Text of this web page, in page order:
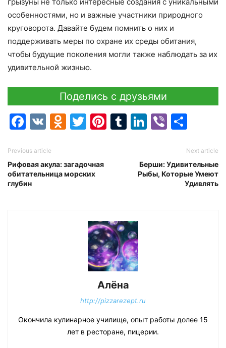
особенностями, но и важные участники природного
круговорота. Давайте будем помнить о них и
поддерживать меры по охране их среды обитания,
чтобы будущие поколения могли также наблюдать за их
удивительной жизнью.
Поделись с друзьями
Facebook
VK Odnoklassniki
Twitter
Pinterest
Tumblr
LinkedIn
Viber
Previous article
Рифовая акула: загадочная
обитательница морских
глубин
Next article
Берши: Удивительные
Рыбы, Которые Умеют
Удивлять
Алёна
http://pizzarezept.ru
Окончила кулинарное училище, опыт работы долее 15
лет в ресторане, пицерии.